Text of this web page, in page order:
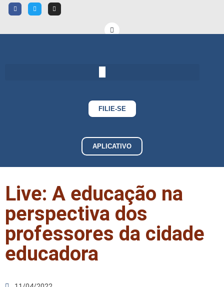
FILIE-SE
APLICATIVO
Live: A educação na
perspectiva dos
professores da cidade
educadora